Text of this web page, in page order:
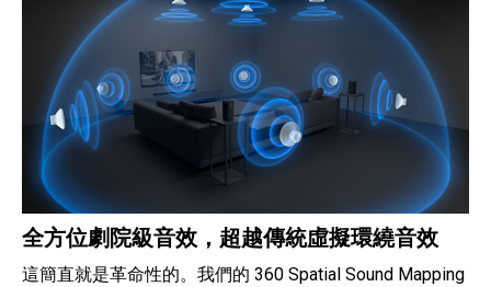
全方位劇院級音效，超越傳統虛擬環繞音效
這簡直就是革命性的。我們的 360 Spatial Sound Mapping